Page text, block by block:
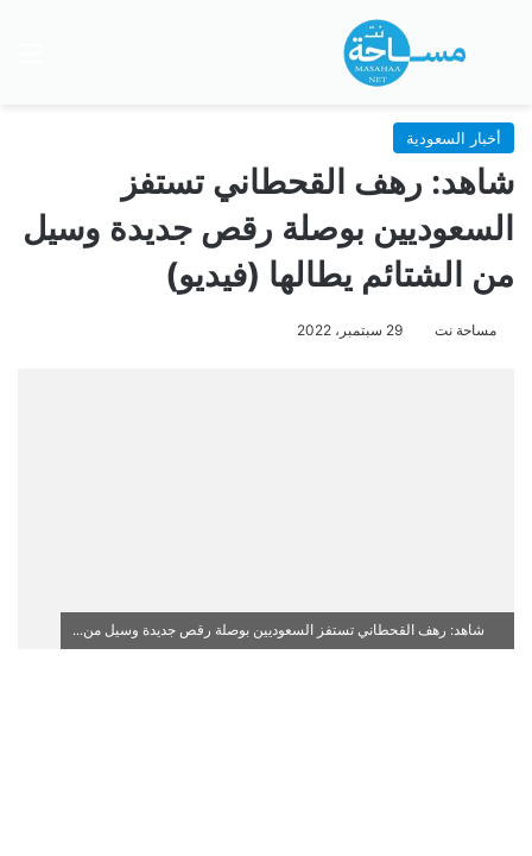
بحث عن
أخبار السعودية
شاهد: رهف القحطاني تستفز
السعوديين بوصلة رقص جديدة وسيل
من الشتائم يطالها (فيديو)
مساحة نت 29 سبتمبر، 2022
شاهد: رهف القحطاني تستفز السعوديين بوصلة رقص جديدة وسيل من...